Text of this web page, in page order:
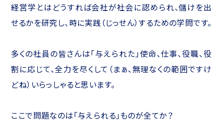
経営学とはどうすれば会社が社会に認められ、儲けを出
せるかを研究し、時に実践（じっせん）するための学問です。
多くの社員の皆さんは「与えられた」使命、仕事、役職、役
割に応じて、全力を尽くして（まぁ、無理なくの範囲ですけ
どね）いらっしゃると思います。
ここで問題なのは「与えられる」ものが全てか？